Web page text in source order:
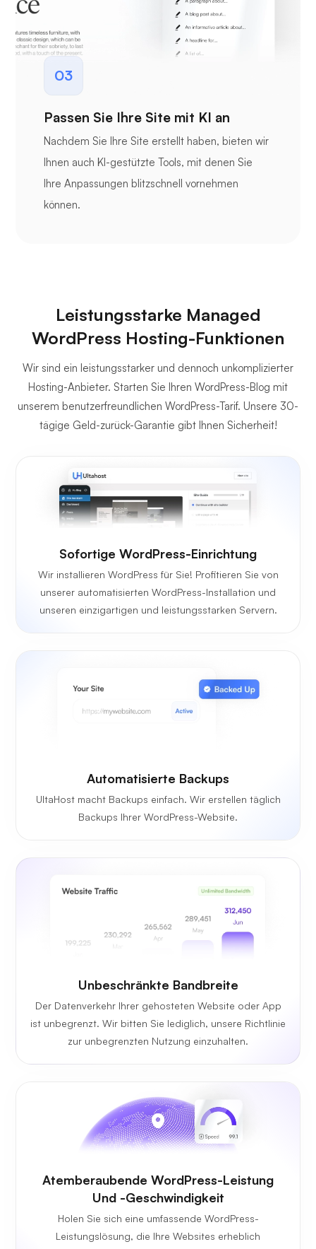
03
Passen Sie Ihre Site mit KI an
Nachdem Sie Ihre Site erstellt haben, bieten wir
Ihnen auch KI-gestützte Tools, mit denen Sie
Ihre Anpassungen blitzschnell vornehmen
können.
Leistungsstarke Managed
WordPress Hosting-Funktionen
Wir sind ein leistungsstarker und dennoch unkomplizierter
Hosting-Anbieter. Starten Sie Ihren WordPress-Blog mit
unserem benutzerfreundlichen WordPress-Tarif. Unsere 30-
tägige Geld-zurück-Garantie gibt Ihnen Sicherheit!
Sofortige WordPress-Einrichtung
Wir installieren WordPress für Sie! Profitieren Sie von
unserer automatisierten WordPress-Installation und
unseren einzigartigen und leistungsstarken Servern.
Automatisierte Backups
UltaHost macht Backups einfach. Wir erstellen täglich
Backups Ihrer WordPress-Website.
Unbeschränkte Bandbreite
Der Datenverkehr Ihrer gehosteten Website oder App
ist unbegrenzt. Wir bitten Sie lediglich, unsere Richtlinie
zur unbegrenzten Nutzung einzuhalten.
Atemberaubende WordPress-Leistung
Und -Geschwindigkeit
Holen Sie sich eine umfassende WordPress-
Leistungslösung, die Ihre Websites erheblich